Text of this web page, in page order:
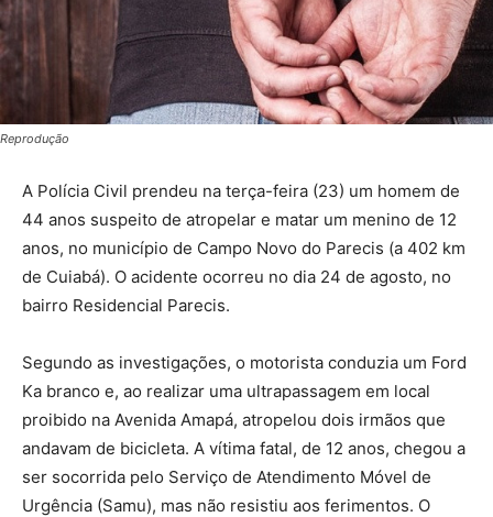
Reprodução
A Polícia Civil prendeu na terça-feira (23) um homem de
44 anos suspeito de atropelar e matar um menino de 12
anos, no município de Campo Novo do Parecis (a 402 km
de Cuiabá). O acidente ocorreu no dia 24 de agosto, no
bairro Residencial Parecis.
Segundo as investigações, o motorista conduzia um Ford
Ka branco e, ao realizar uma ultrapassagem em local
proibido na Avenida Amapá, atropelou dois irmãos que
andavam de bicicleta. A vítima fatal, de 12 anos, chegou a
ser socorrida pelo Serviço de Atendimento Móvel de
Urgência (Samu), mas não resistiu aos ferimentos. O